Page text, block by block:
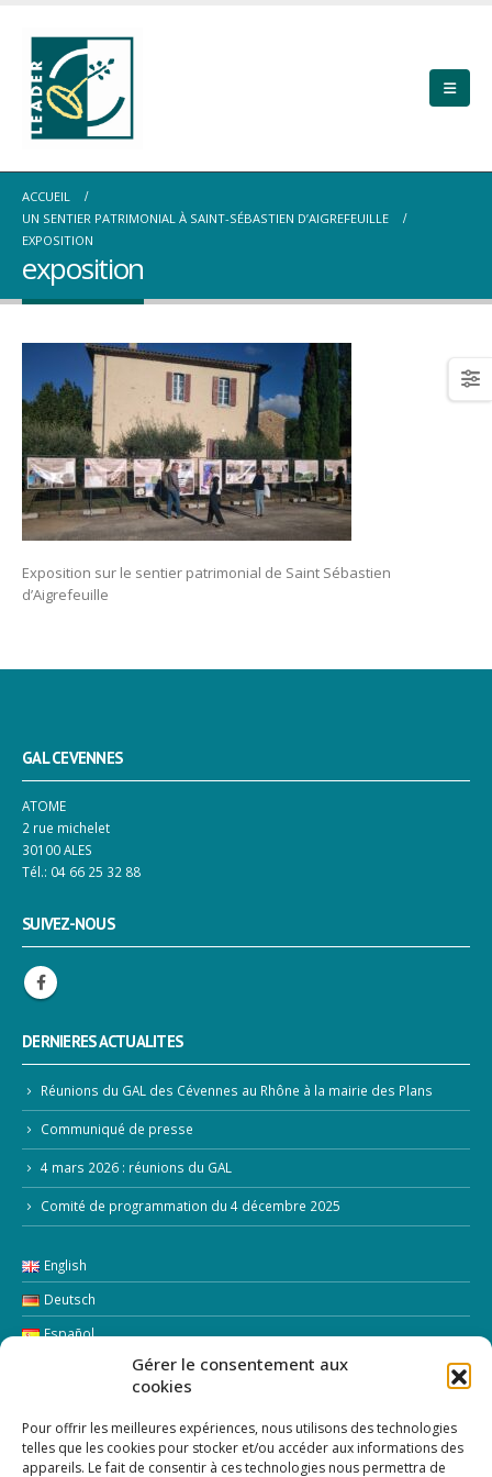
Gérer le consentement aux
cookies
Pour offrir les meilleures expériences, nous utilisons des technologies
telles que les cookies pour stocker et/ou accéder aux informations des
appareils. Le fait de consentir à ces technologies nous permettra de
ACCUEIL
UN SENTIER PATRIMONIAL À SAINT-SÉBASTIEN D’AIGREFEUILLE
EXPOSITION
exposition
Exposition sur le sentier patrimonial de Saint Sébastien
d’Aigrefeuille
GAL CEVENNES
ATOME
2 rue michelet
30100 ALES
Tél.: 04 66 25 32 88
SUIVEZ-NOUS
DERNIERES ACTUALITES
Réunions du GAL des Cévennes au Rhône à la mairie des Plans
Communiqué de presse
4 mars 2026 : réunions du GAL
Comité de programmation du 4 décembre 2025
English
Deutsch
Español
LETTRE D’INFORMATION